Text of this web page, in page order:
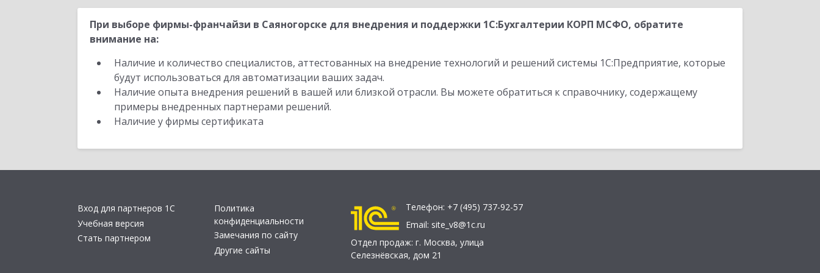
При выборе фирмы-франчайзи в Саяногорске для внедрения и поддержки 1С:Бухгалтерии КОРП МСФО, обратите
внимание на:
Наличие и количество специалистов, аттестованных на внедрение технологий и решений системы 1С:Предприятие, которые
будут использоваться для автоматизации ваших задач.
Наличие опыта внедрения решений в вашей или близкой отрасли. Вы можете обратиться к справочнику, содержащему
примеры внедренных партнерами решений.
Наличие у фирмы сертификата
Вход для партнеров 1С
Учебная версия
Стать партнером
Политика
конфиденциальности
Замечания по сайту
Другие сайты
Телефон: +7 (495) 737-92-57
Email: site_v8@1c.ru
Отдел продаж: г. Москва, улица
Селезнёвская, дом 21